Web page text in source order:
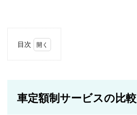
目次
ビス
の比
車定額制サービスの比較